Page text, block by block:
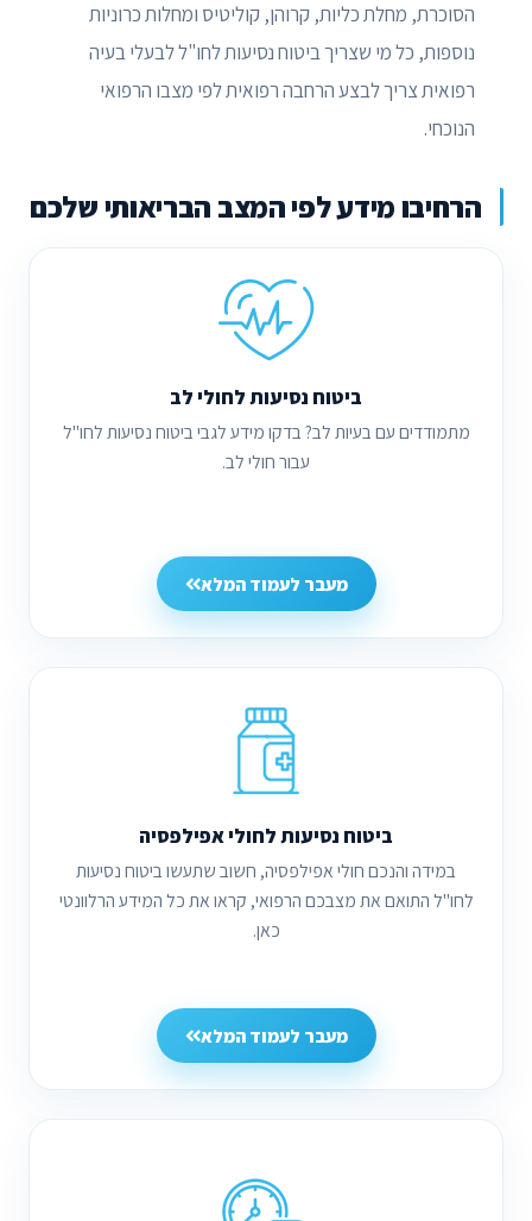
הסוכרת, מחלת כליות, קרוהן, קוליטיס ומחלות כרוניות
נוספות, כל מי שצריך ביטוח נסיעות לחו"ל לבעלי בעיה
רפואית צריך לבצע הרחבה רפואית לפי מצבו הרפואי
הנוכחי.
הרחיבו מידע לפי המצב הבריאותי שלכם
ביטוח נסיעות לחולי לב
מתמודדים עם בעיות לב? בדקו מידע לגבי ביטוח נסיעות לחו"ל
עבור חולי לב.
מעבר לעמוד המלא
ביטוח נסיעות לחולי אפילפסיה
במידה והנכם חולי אפילפסיה, חשוב שתעשו ביטוח נסיעות
לחו"ל התואם את מצבכם הרפואי, קראו את כל המידע הרלוונטי
כאן.
מעבר לעמוד המלא